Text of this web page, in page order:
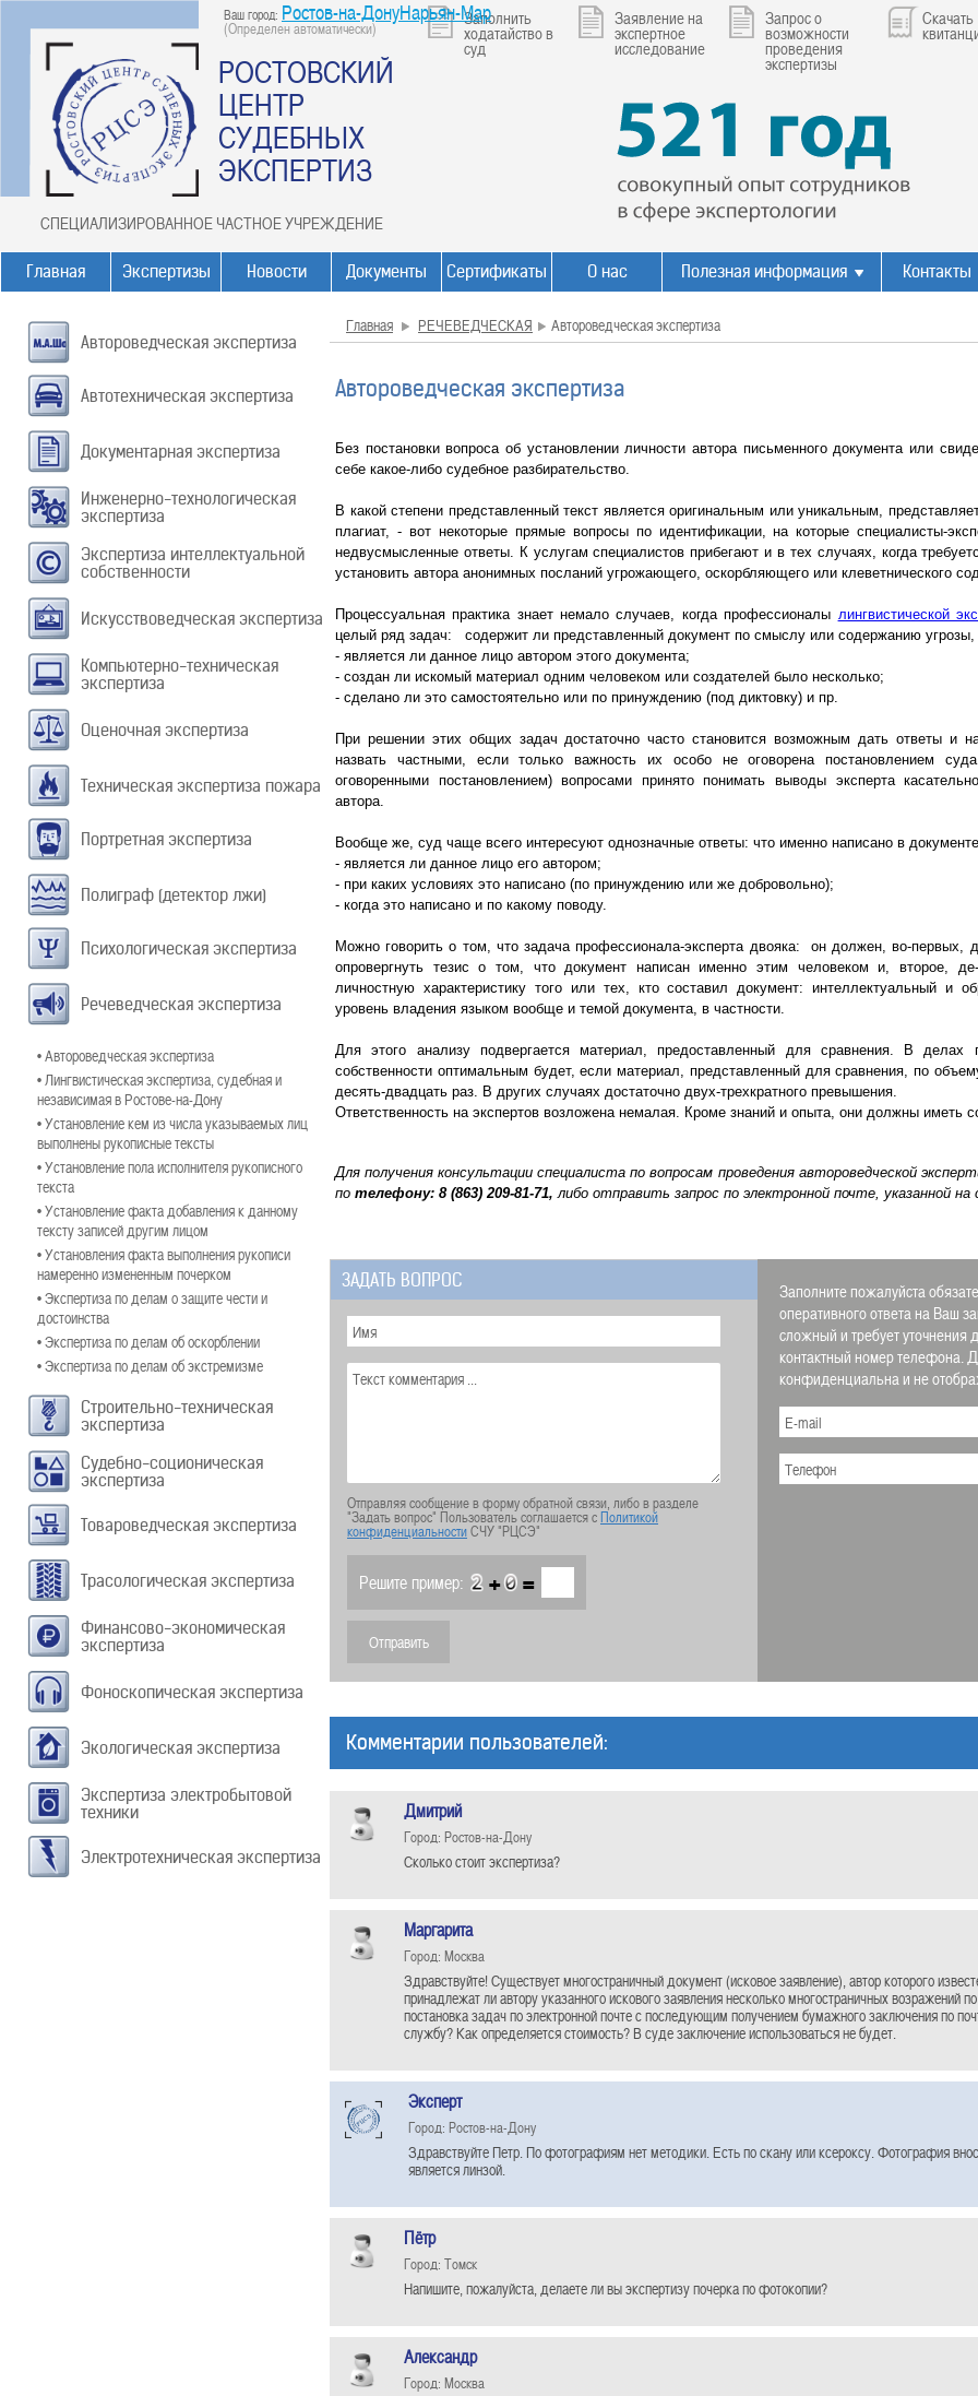
Ваш город: Ростов-на-ДонуНарьян-Мар
(Определен автоматически)
РОСТОВСКИЙ
ЦЕНТР
СУДЕБНЫХ
ЭКСПЕРТИЗ
СПЕЦИАЛИЗИРОВАННОЕ ЧАСТНОЕ УЧРЕЖДЕНИЕ
Заполнить
ходатайство в
суд
Заявление на
экспертное
исследование
Запрос о
возможности
проведения
экспертизы
Скачать
Главная Экспертизы Новости Документы Сертификаты О нас Полезная информация Контакты
Автороведческая экспертиза
Автотехническая экспертиза
Документарная экспертиза
Инженерно-технологическая
экспертиза
Экспертиза интеллектуальной
собственности
Искусствоведческая экспертиза
Компьютерно-техническая
экспертиза
Оценочная экспертиза
Техническая экспертиза пожара
Портретная экспертиза
Полиграф (детектор лжи)
Психологическая экспертиза
Речеведческая экспертиза
• Автороведческая экспертиза
• Лингвистическая экспертиза, судебная и
независимая в Ростове-на-Дону
• Установление кем из числа указываемых лиц
выполнены рукописные тексты
• Установление пола исполнителя рукописного
текста
• Установление факта добавления к данному
тексту записей другим лицом
• Установления факта выполнения рукописи
намеренно измененным почерком
• Экспертиза по делам о защите чести и
достоинства
• Экспертиза по делам об оскорблении
• Экспертиза по делам об экстремизме
Строительно-техническая
экспертиза
Судебно-соционическая
экспертиза
Товароведческая экспертиза
Трасологическая экспертиза
Финансово-экономическая
экспертиза
Фоноскопическая экспертиза
Экологическая экспертиза
Экспертиза электробытовой
техники
Электротехническая экспертиза
Главная РЕЧЕВЕДЧЕСКАЯ Автороведческая экспертиза
Автороведческая экспертиза
Без постановки вопроса об установлении личности автора письменного документа или
себе какое-либо судебное разбирательство.
В какой степени представленный текст является оригинальным или уникальным,
плагиат, - вот некоторые прямые вопросы по идентификации, на которые специалисты-
недвусмысленные ответы. К услугам специалистов прибегают и в тех случаях, когда
установить автора анонимных посланий угрожающего, оскорбляющего или клеветнического
Процессуальная практика знает немало случаев, когда профессионалы лингвистической
целый ряд задач: содержит ли представленный документ по смыслу или содержанию угрозы,
- является ли данное лицо автором этого документа;
- создан ли искомый материал одним человеком или создателей было несколько;
- сделано ли это самостоятельно или по принуждению (под диктовку) и пр.
При решении этих общих задач достаточно часто становится возможным дать ответы и
назвать частными, если только важность их особо не оговорена постановлением
оговоренными постановлением) вопросами принято понимать выводы эксперта
автора.
Вообще же, суд чаще всего интересуют однозначные ответы: что именно написано в
- является ли данное лицо его автором;
- при каких условиях это написано (по принуждению или же добровольно);
- когда это написано и по какому поводу.
Можно говорить о том, что задача профессионала-эксперта двояка: он должен, во-первых,
опровергнуть тезис о том, что документ написан именно этим человеком и, второе,
личностную характеристику того или тех, кто составил документ: интеллектуальный и
уровень владения языком вообще и темой документа, в частности.
Для этого анализу подвергается материал, предоставленный для сравнения. В делах
собственности оптимальным будет, если материал, представленный для сравнения, по
десять-двадцать раз. В других случаях достаточно двух-трехкратного превышения.
Ответственность на экспертов возложена немалая. Кроме знаний и опыта, они должны иметь
Для получения консультации специалиста по вопросам проведения автороведческой
по телефону: 8 (863) 209-81-71, либо отправить запрос по электронной почте, указанной на
ЗАДАТЬ ВОПРОС
Отправляя сообщение в форму обратной связи, либо в разделе
"Задать вопрос" Пользователь соглашается сПолитикой
конфиденциальностиСЧУ "РЦСЭ"
Решите пример: + =
Заполните пожалуйста
оперативного ответа на Ваш
сложный и требует уточнения
контактный номер телефона.
конфиденциальна и не
Комментарии пользователей:
Дмитрий
Город: Ростов-на-Дону
Сколько стоит экспертиза?
Маргарита
Город: Москва
Здравствуйте! Существует многостраничный документ (исковое заявление), автор которого
принадлежат ли автору указанного искового заявления несколько многостраничных
постановка задач по электронной почте с последующим получением бумажного заключения по
службу? Как определяется стоимость? В суде заключение использоваться не будет.
Эксперт
Город: Ростов-на-Дону
Здравствуйте Петр. По фотографиям нет методики. Есть по скану или ксероксу. Фотография
является линзой.
Пётр
Город: Томск
Напишите, пожалуйста, делаете ли вы экспертизу почерка по фотокопии?
Александр
Город: Москва